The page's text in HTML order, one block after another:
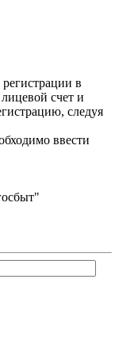
в
счет и
следуя
окнах.
ввести
пароль.